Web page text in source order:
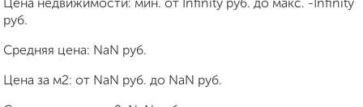
Цена недвижимости: мин. от Infinity руб. до макс. -Infinity
руб.
Средняя цена: NaN руб.
Цена за м2: от NaN руб. до NaN руб.